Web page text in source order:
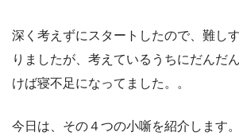
深く考えずにスタートしたので、難し
りましたが、考えているうちにだんだ
けば寝不足になってました。。
今日は、その４つの小噺を紹介します。